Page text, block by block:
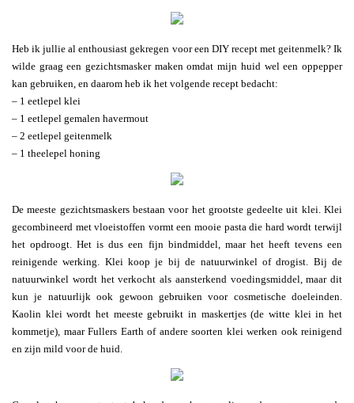
Heb ik jullie al enthousiast gekregen voor een DIY recept met geitenmelk? Ik
wilde graag een gezichtsmasker maken omdat mijn huid wel een oppepper
kan gebruiken, en daarom heb ik het volgende recept bedacht:
– 1 eetlepel klei
– 1 eetlepel gemalen havermout
– 2 eetlepel geitenmelk
– 1 theelepel honing
De meeste gezichtsmaskers bestaan voor het grootste gedeelte uit klei. Klei
gecombineerd met vloeistoffen vormt een mooie pasta die hard wordt terwijl
het opdroogt. Het is dus een fijn bindmiddel, maar het heeft tevens een
reinigende werking. Klei koop je bij de natuurwinkel of drogist. Bij de
natuurwinkel wordt het verkocht als aansterkend voedingsmiddel, maar dit
kun je natuurlijk ook gewoon gebruiken voor cosmetische doeleinden.
Kaolin klei wordt het meeste gebruikt in maskertjes (de witte klei in het
kommetje), maar Fullers Earth of andere soorten klei werken ook reinigend
en zijn mild voor de huid.